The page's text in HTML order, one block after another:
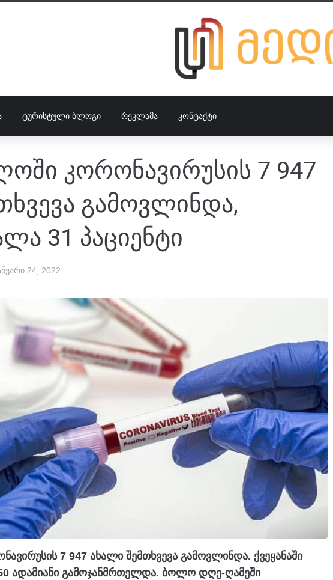
ᲢᲣᲠᲘᲡᲢᲣᲚᲘ ᲑᲚᲝᲒᲘ ᲠᲔᲙᲚᲐᲛᲐ ᲙᲝᲜᲢᲐᲥᲢᲘ
კორონავირუსის 7 947
გამოვლინდა,
31 პაციენტი
24, 2022
7 947 ახალი შემთხვევა გამოვლინდა. ქვეყანაში
ადამიანი გამოჯანმრთელდა. ბოლო დღე-ღამეში